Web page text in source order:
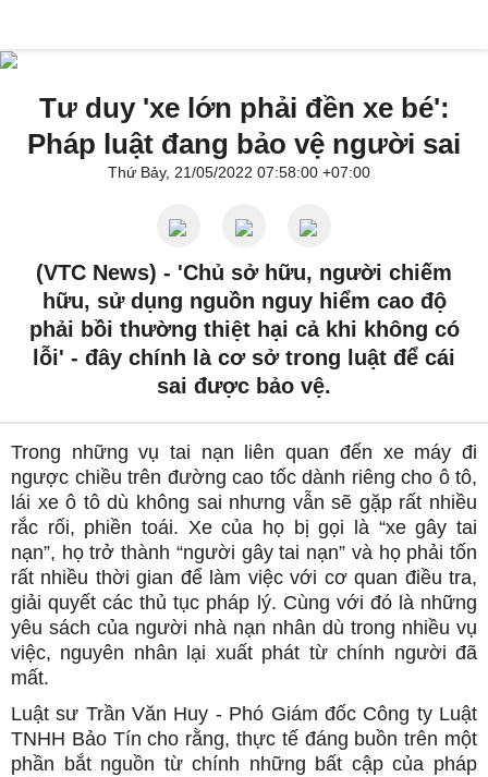
Tư duy 'xe lớn phải đền xe bé':
Pháp luật đang bảo vệ người sai
Thứ Bảy, 21/05/2022 07:58:00 +07:00
(VTC News) - 'Chủ sở hữu, người chiếm
hữu, sử dụng nguồn nguy hiểm cao độ
phải bồi thường thiệt hại cả khi không có
lỗi' - đây chính là cơ sở trong luật để cái
sai được bảo vệ.
Trong những vụ tai nạn liên quan đến xe máy đi
ngược chiều trên đường cao tốc dành riêng cho ô tô,
lái xe ô tô dù không sai nhưng vẫn sẽ gặp rất nhiều
rắc rối, phiền toái. Xe của họ bị gọi là “xe gây tai
nạn”, họ trở thành “người gây tai nạn” và họ phải tốn
rất nhiều thời gian để làm việc với cơ quan điều tra,
giải quyết các thủ tục pháp lý. Cùng với đó là những
yêu sách của người nhà nạn nhân dù trong nhiều vụ
việc, nguyên nhân lại xuất phát từ chính người đã
mất.
Luật sư Trần Văn Huy - Phó Giám đốc Công ty Luật
TNHH Bảo Tín cho rằng, thực tế đáng buồn trên một
phần bắt nguồn từ chính những bất cập của pháp